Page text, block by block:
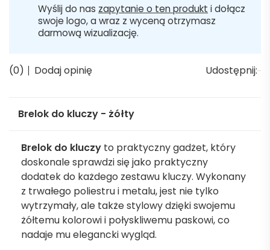
Wyślij do nas zapytanie o ten produkt i dołącz
swoje logo, a wraz z wyceną otrzymasz
darmową wizualizację.
(0) Dodaj opinię Udostępnij:
Brelok do kluczy - żółty
Brelok do kluczy to praktyczny gadżet, który
doskonale sprawdzi się jako praktyczny
dodatek do każdego zestawu kluczy. Wykonany
z trwałego poliestru i metalu, jest nie tylko
wytrzymały, ale także stylowy dzięki swojemu
żółtemu kolorowi i połyskliwemu paskowi, co
nadaje mu elegancki wygląd.